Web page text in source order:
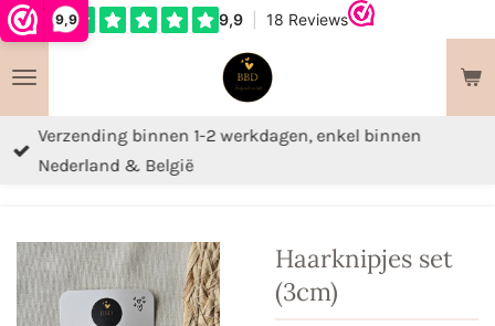
9,9
Ga
naar
de
hoofdinhoud
Verzending binnen 1-2 werkdagen, enkel binnen
Nederland & België
Haarknipjes set
(3cm)